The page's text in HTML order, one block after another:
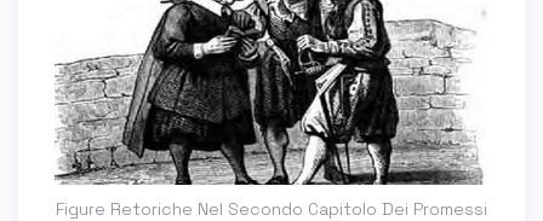
Figure Retoriche Nel Secondo Capitolo Dei Promessi